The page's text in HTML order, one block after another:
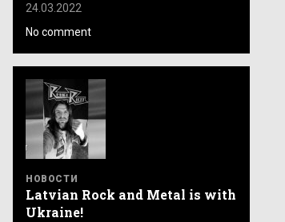
24.03.2022
No comment
НОВОСТИ
Latvian Rock and Metal is with
Ukraine!